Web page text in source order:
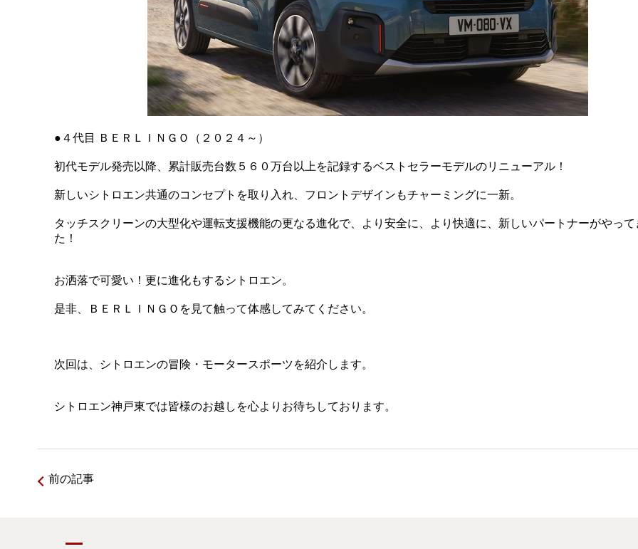
●４代目 ＢＥＲＬＩＮＧＯ（２０２４～）
初代モデル発売以降、累計販売台数５６０万台以上を記録するベストセラーモデルのリニューアル！
新しいシトロエン共通のコンセプトを取り入れ、フロントデザインもチャーミングに一新。
タッチスクリーンの大型化や運転支援機能の更なる進化で、より安全に、より快適に、新しいパートナーがやっ
た！
お洒落で可愛い！更に進化もするシトロエン。
是非、ＢＥＲＬＩＮＧＯを見て触って体感してみてください。
次回は、シトロエンの冒険・モータースポーツを紹介します。
シトロエン神戸東では皆様のお越しを心よりお待ちしております。
前の記事